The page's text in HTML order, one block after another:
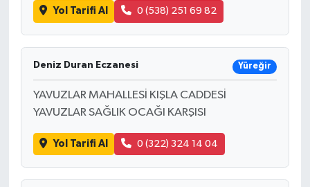
Yol Tarifi Al 0 (538) 251 69 82
Deniz Duran Eczanesi Yüreğir
YAVUZLAR MAHALLESİ KIŞLA CADDESİ
YAVUZLAR SAĞLIK OCAĞI KARŞISI
Yol Tarifi Al 0 (322) 324 14 04